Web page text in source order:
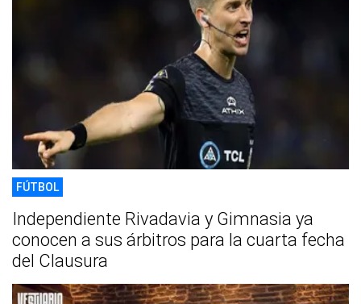
FÚTBOL
Independiente Rivadavia y Gimnasia ya
conocen a sus árbitros para la cuarta fecha
del Clausura